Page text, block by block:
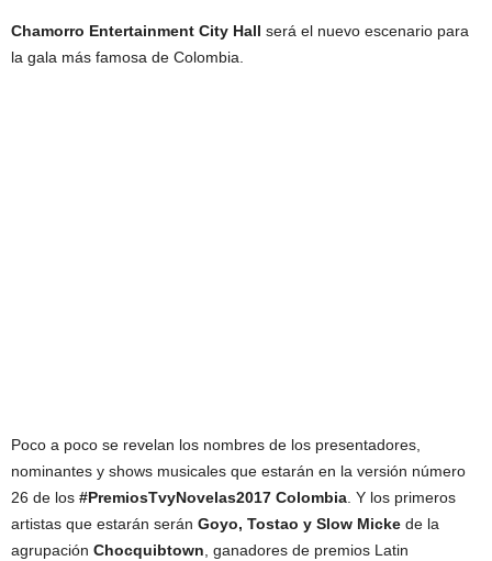
Chamorro Entertainment City Hall será el nuevo escenario para
la gala más famosa de Colombia.
Poco a poco se revelan los nombres de los presentadores,
nominantes y shows musicales que estarán en la versión número
26 de los #PremiosTvyNovelas2017 Colombia. Y los primeros
artistas que estarán serán Goyo, Tostao y Slow Micke de la
agrupación Chocquibtown, ganadores de premios Latin